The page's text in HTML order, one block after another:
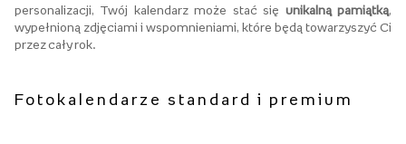
personalizacji, Twój kalendarz może stać się unikalną pamiątką
wypełnioną zdjęciami i wspomnieniami, które będą towarzyszyć Ci
przez cały rok.
Fotokalendarze standard i premium